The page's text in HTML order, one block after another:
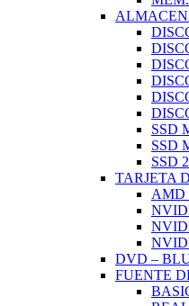
SSD
SSD
SSD
TARJETA
AMD
DVD –
FUENTE